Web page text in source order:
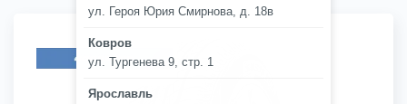
ул. Героя Юрия Смирнова, д. 18в
Ковров
ул. Тургенева 9, стр. 1
Ярославль